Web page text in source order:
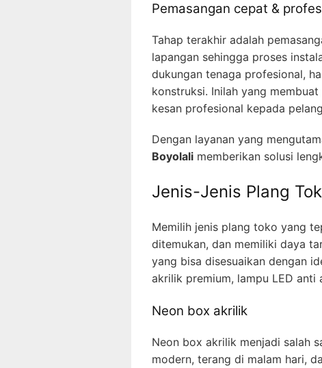
Pemasangan cepat &
Tahap terakhir adalah
lapangan sehingga proses
dukungan tenaga profesional,
konstruksi. Inilah yang
kesan profesional kepada
Dengan layanan yang
Boyolali memberikan solusi
Jenis-Jenis Plang
Memilih jenis plang toko yang
ditemukan, dan memiliki daya
yang bisa disesuaikan dengan
akrilik premium, lampu LED anti
Neon box akrilik
Neon box akrilik menjadi salah
modern, terang di malam hari,